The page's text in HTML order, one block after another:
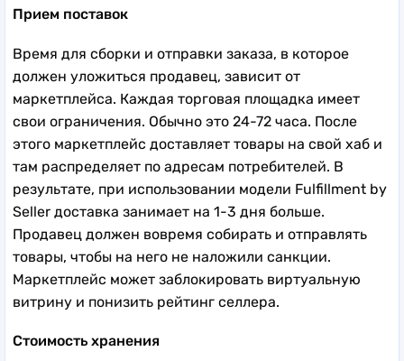
Прием поставок
Время для сборки и отправки заказа, в которое
должен уложиться продавец, зависит от
маркетплейса. Каждая торговая площадка имеет
свои ограничения. Обычно это 24-72 часа. После
этого маркетплейс доставляет товары на свой хаб и
там распределяет по адресам потребителей. В
результате, при использовании модели Fulfillment by
Seller доставка занимает на 1-3 дня больше.
Продавец должен вовремя собирать и отправлять
товары, чтобы на него не наложили санкции.
Маркетплейс может заблокировать виртуальную
витрину и понизить рейтинг селлера.
Стоимость хранения